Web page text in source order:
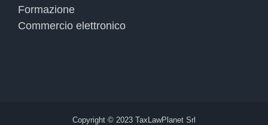
Formazione
Commercio elettronico
Copyright © 2023 TaxLawPlanet Srl